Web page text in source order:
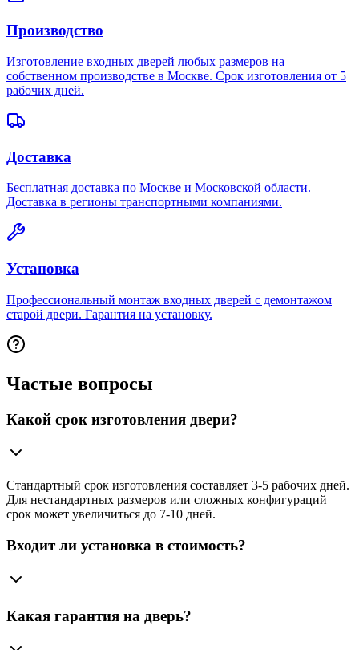
Производство
Изготовление входных дверей любых размеров на
собственном производстве в Москве. Срок изготовления от 5
рабочих дней.
Доставка
Бесплатная доставка по Москве и Московской области.
Доставка в регионы транспортными компаниями.
Установка
Профессиональный монтаж входных дверей с демонтажом
старой двери. Гарантия на установку.
Частые вопросы
Какой срок изготовления двери?
Стандартный срок изготовления составляет 3-5 рабочих дней.
Для нестандартных размеров или сложных конфигураций
срок может увеличиться до 7-10 дней.
Входит ли установка в стоимость?
Какая гарантия на дверь?